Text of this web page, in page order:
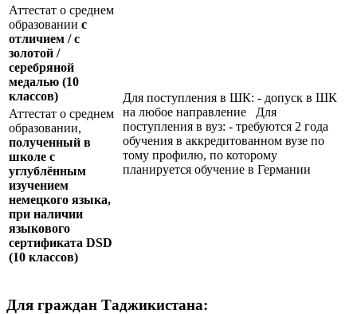
Аттестат о среднем
образовании с
отличием / с
золотой /
серебряной
медалью (10
классов)
Для поступления в ШК: - допуск в ШК
на любое направление Для
поступления в вуз: - требуются 2 года
обучения в аккредитованном вузе по
тому профилю, по которому
планируется обучение в Германии
Аттестат о среднем
образовании,
полученный в
школе с
углублённым
изучением
немецкого языка,
при наличии
языкового
сертификата DSD
(10 классов)
Для граждан Таджикистана: